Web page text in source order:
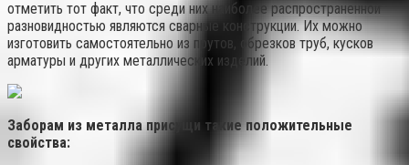
отметить тот факт, что среди них наиболее распространенной
разновидностью являются сварные конструкции. Их можно
изготовить самостоятельно из прутов, обрезков труб, кусков
арматуры и других металлических изделий.
Заборам из металла присущи такие положительные
свойства: